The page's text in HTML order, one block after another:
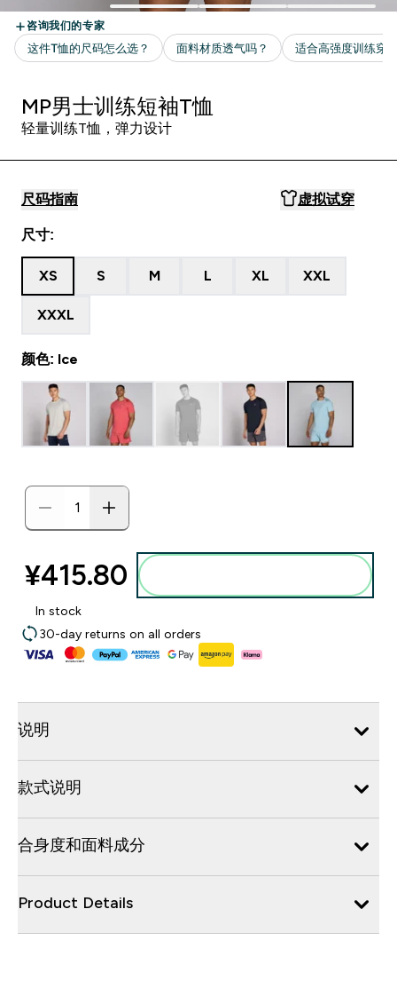
MP男士训练短袖T恤
轻量训练T恤，弹力设计
尺码指南 虚拟试穿
尺寸:
XS S M L XL XXL
XXXL
颜色: Ice
¥415.80‎
In stock
30-day returns on all orders
说明
款式说明
合身度和面料成分
Product Details